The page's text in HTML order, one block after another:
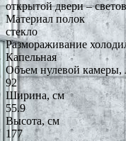
открытой двери –
Материал полок
стекло
Размораживание
Капельная
Объем нулевой камеры,
92
Ширина, см
55.9
Высота, см
177